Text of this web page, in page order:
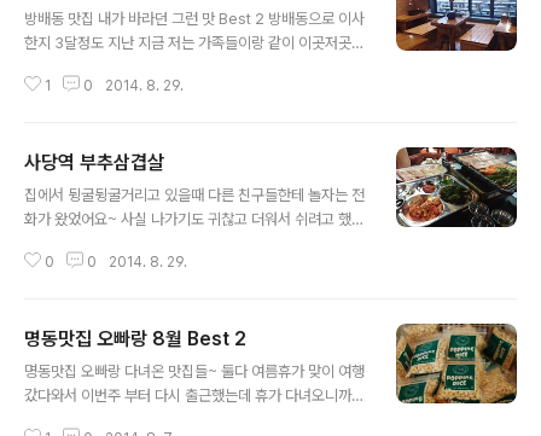
고 주먹밥도 시킨거 왔어요정말 쿨피스 없으면 먹다가 입
에서 불이 난다는..^^;;;역시 매운 떡볶이 답게 한입만 먹어
먹었는데 먹다보니까 머리가 띵~ 한거 있죠ㅋㅋㅋㅋ그래
방배동 맛집 내가 바라던 그런 맛 Best 2 방배동으로 이사
한지 3달정도 지난 지금 저는 가족들이랑 같이 이곳저곳
사는 친척이야기도 들어보고~ 아는 지인이야기도 들어보
방배동 맛집 첫번째! 이가화로 이가화로는 저희 고모부 추
천받고 가게됐어요~ 평소에 술자리를 좋아하시는데 이가
화로 꼼장어가 맛있어서 자주 가신다고하길래 그 날 바로
는거라 되게 기대하셨어요! 저도 오랜만에 먹는거라 주문
1 0 2014. 8. 29.
사당역 부추삼겹살
집에서 뒹굴뒹굴거리고 있을때 다른 친구들한테 놀자는 전
화가 왔었어요~ 사실 나가기도 귀찮고 더워서 쉬려고 했는
지 4명이서 만나서 영화 해적을 봤는데 사실 기대보다는
서 저녁으로 뭐먹을까 고민할때 유럽여행 갔다 온 친구가
외국에 있는동안 부추삼겹살이 정말 먹고싶었다고 하길래
사당역도 가깝겠다 바로 부추삼겹살 먹으러갔어요~ 사당
0 0 2014. 8. 29.
명동맛집 오빠랑 8월 Best 2
명동맛집 오빠랑 다녀온 맛집들~ 둘다 여름휴가 맞이 여행
갔다와서 이번주 부터 다시 출근했는데 휴가 다녀오니까